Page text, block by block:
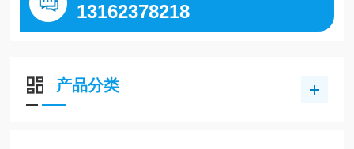
13162378218
产品分类